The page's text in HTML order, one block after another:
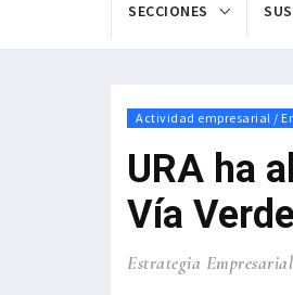
SECCIONES
Actividad empresarial /
URA ha
Vía
Estrategia Empresarial